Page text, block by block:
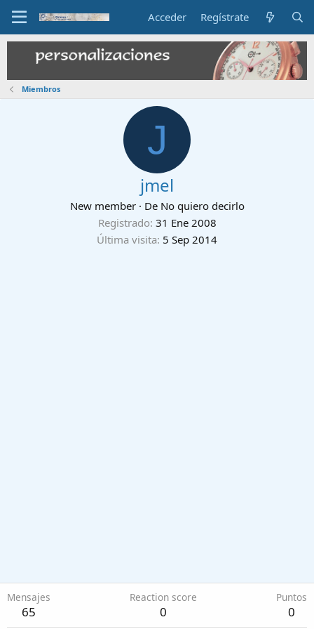
Acceder Regístrate
Miembros
J
jmel
New member · De No quiero decirlo
Registrado 31 Ene 2008
Última visita 5 Sep 2014
Mensajes
65
Reaction score
0
Puntos
0